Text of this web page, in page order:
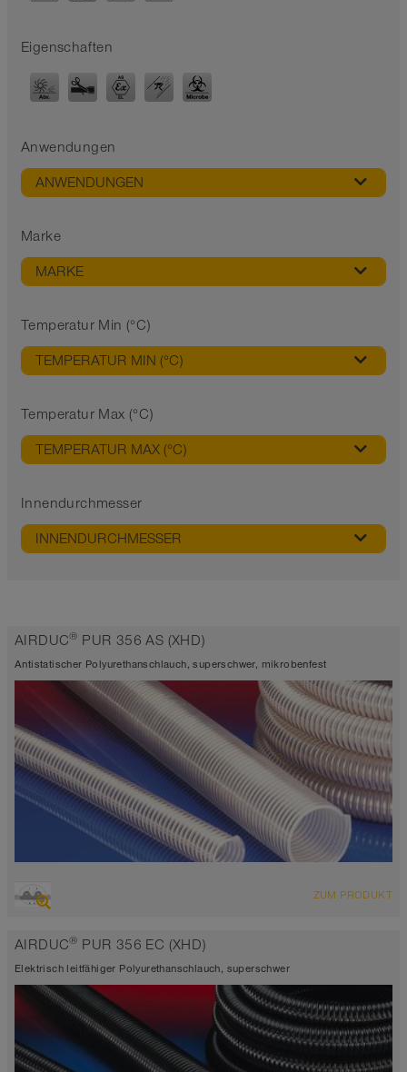
Eigenschaften
Anwendungen
ANWENDUNGEN
Marke
MARKE
Temperatur Min (°C)
TEMPERATUR MIN (°C)
Temperatur Max (°C)
TEMPERATUR MAX (°C)
Innendurchmesser
INNENDURCHMESSER
AIRDUC® PUR 356 AS (XHD)
Antistatischer Polyurethanschlauch, superschwer, mikrobenfest
extrem abriebfester Saugschlauch + Druckschlauch,
antistatisch < 10⁹
Wandstärke 2,0 - 2,5mm
ZUM PRODUKT
AIRDUC® PUR 356 EC (XHD)
Elektrisch leitfähiger Polyurethanschlauch, superschwer